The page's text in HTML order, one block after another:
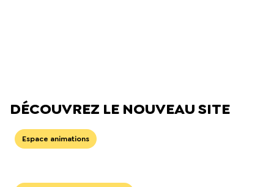
DÉCOUVREZ LE NOUVEAU SITE
Espace animations